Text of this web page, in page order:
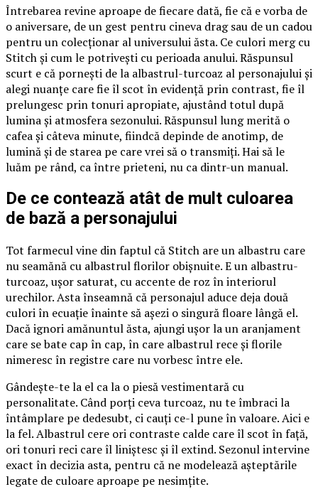
Întrebarea revine aproape de fiecare dată, fie că e vorba de
o aniversare, de un gest pentru cineva drag sau de un cadou
pentru un colecționar al universului ăsta. Ce culori merg cu
Stitch și cum le potrivești cu perioada anului. Răspunsul
scurt e că pornești de la albastrul-turcoaz al personajului și
alegi nuanțe care fie îl scot în evidență prin contrast, fie îl
prelungesc prin tonuri apropiate, ajustând totul după
lumina și atmosfera sezonului. Răspunsul lung merită o
cafea și câteva minute, fiindcă depinde de anotimp, de
lumină și de starea pe care vrei să o transmiți. Hai să le
luăm pe rând, ca între prieteni, nu ca dintr-un manual.
De ce contează atât de mult culoarea
de bază a personajului
Tot farmecul vine din faptul că Stitch are un albastru care
nu seamănă cu albastrul florilor obișnuite. E un albastru-
turcoaz, ușor saturat, cu accente de roz în interiorul
urechilor. Asta înseamnă că personajul aduce deja două
culori în ecuație înainte să așezi o singură floare lângă el.
Dacă ignori amănuntul ăsta, ajungi ușor la un aranjament
care se bate cap în cap, în care albastrul rece și florile
nimeresc în registre care nu vorbesc între ele.
Gândește-te la el ca la o piesă vestimentară cu
personalitate. Când porți ceva turcoaz, nu te îmbraci la
întâmplare pe dedesubt, ci cauți ce-l pune în valoare. Aici e
la fel. Albastrul cere ori contraste calde care îl scot în față,
ori tonuri reci care îl liniștesc și îl extind. Sezonul intervine
exact în decizia asta, pentru că ne modelează așteptările
legate de culoare aproape pe nesimțite.